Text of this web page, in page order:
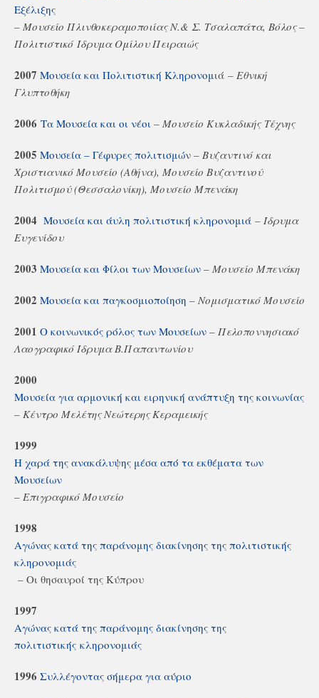
Εξέλιξης
– Μουσείο Πλινθοκεραμοποιίας Ν.& Σ. Τσαλαπάτα, Βόλος –
Πολιτιστικό Ίδρυμα Ομίλου Πειραιώς
2007 Μουσεία και Πολιτιστική Κληρονομιά – Εθνική
Γλυπτοθήκη
2006 Τα Μουσεία και οι νέοι – Μουσείο Κυκλαδικής Τέχνης
2005 Μουσεία – Γέφυρες πολιτισμών – Βυζαντινό και
Χριστιανικό Μουσείο (Αθήνα), Μουσείο Βυζαντινού
Πολιτισμού (Θεσσαλονίκη), Μουσείο Μπενάκη
2004 Μουσεία και άυλη πολιτιστική κληρονομιά – Ίδρυμα
Ευγενίδου
2003 Μουσεία και Φίλοι των Μουσείων – Μουσείο Μπενάκη
2002 Μουσεία και παγκοσμιοποίηση – Νομισματικό Μουσείο
2001 Ο κοινωνικός ρόλος των Μουσείων – Πελοποννησιακό
Λαογραφικό Ίδρυμα Β.Παπαντωνίου
2000
Μουσεία για αρμονική και ειρηνική ανάπτυξη της κοινωνίας
– Κέντρο Μελέτης Νεώτερης Κεραμεικής
1999
Η χαρά της ανακάλυψης μέσα από τα εκθέματα των
Μουσείων
– Επιγραφικό Μουσείο
1998
Αγώνας κατά της παράνομης διακίνησης της πολιτιστικής
κληρονομιάς
– Οι θησαυροί της Κύπρου
1997
Αγώνας κατά της παράνομης διακίνησης της
πολιτιστικής κληρονομιάς
1996 Συλλέγοντας σήμερα για αύριο